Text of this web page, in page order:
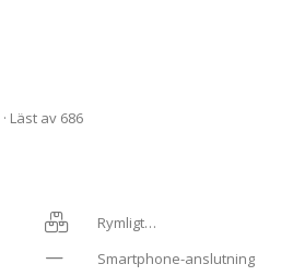
· Läst av 686
Rymligt
förvaringsutrymme
Smartphone-anslutning